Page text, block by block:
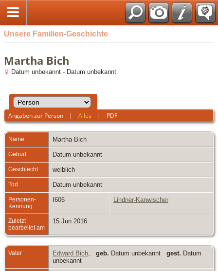
Unsere Familien-Geschichte
Martha Bich
Datum unbekannt - Datum unbekannt
Angaben zur Person |Alles | PDF
Name Martha Bich
Geburt Datum unbekannt
Geschlecht weiblich
Tod Datum unbekannt
Personen-
Kennung
I606 Lindner-Kanwischer
Zuletzt
bearbeitet am
15 Jun 2016
Vater Edward Bich geb. Datum unbekannt gest. Datum
unbekannt